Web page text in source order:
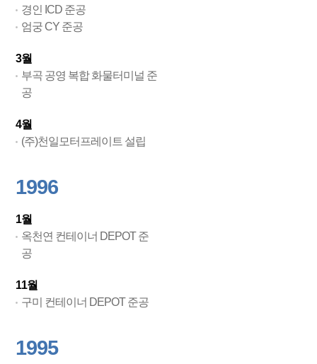
경인 ICD 준공
엄궁 CY 준공
3월
부곡 공영 복합 화물터미널 준
공
4월
(주)천일모터프레이트 설립
1996
1월
옥천연 컨테이너 DEPOT 준
공
11월
구미 컨테이너 DEPOT 준공
1995